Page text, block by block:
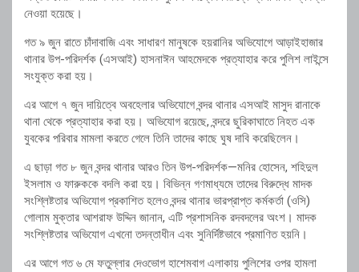
নেওয়া হয়েছে।
গত ৯ জুন রাতে চাঁদাবাজি এবং সাধারণ মানুষকে হয়রানির অভিযোগে আড়াইহাজার
থানার উপ-পরিদর্শক (এসআই) হাসনাঈন আহমেদকে প্রত্যাহার করে পুলিশ লাইন্সে
সংযুক্ত করা হয়।
এর আগে ৭ জুন দায়িত্বে অবহেলার অভিযোগে বন্দর থানার এসআই মাসুদ রানাকে
থানা থেকে প্রত্যাহার করা হয়। অভিযোগ রয়েছে, বন্দরে ছুরিকাঘাতে নিহত এক
যুবকের পরিবার মামলা করতে গেলে তিনি তাদের কাছে ঘুষ দাবি করেছিলেন।
এ ছাড়া গত ৮ জুন বন্দর থানার আরও তিন উপ-পরিদর্শক—মনির হোসেন, শহিদুল
ইসলাম ও ফারুককে বদলি করা হয়। বিভিন্ন গণমাধ্যমে তাদের বিরুদ্ধে মাদক
সংশ্লিষ্টতার অভিযোগ প্রকাশিত হলেও বন্দর থানার ভারপ্রাপ্ত কর্মকর্তা (ওসি)
গোলাম মুক্তার আশরাফ উদ্দিন জানান, এটি প্রশাসনিক রদবদলের অংশ। মাদক
সংশ্লিষ্টতার অভিযোগ এখনো তদন্তাধীন এবং সুনির্দিষ্টভাবে প্রমাণিত হয়নি।
এর আগে গত ৬ মে ফতুল্লার দেওভোগ হাশেমবাগ এলাকায় পুলিশের ওপর হামলা